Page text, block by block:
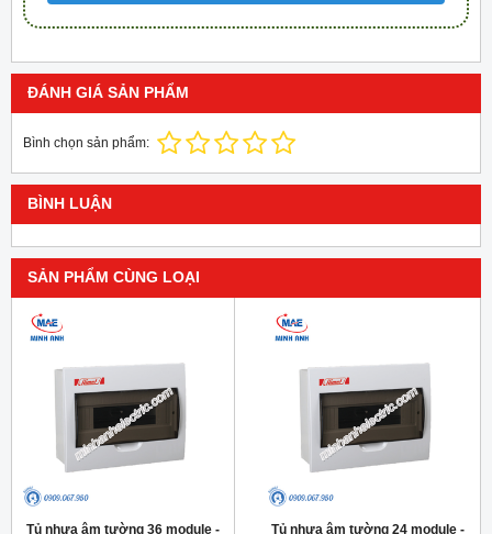
ĐÁNH GIÁ SẢN PHẨM
Bình chọn sản phẩm:
BÌNH LUẬN
SẢN PHẨM CÙNG LOẠI
Tủ nhựa âm tường 36 module -
Tủ nhựa âm tường 24 module -